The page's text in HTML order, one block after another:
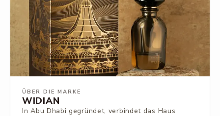
ÜBER DIE MARKE
WIDIAN
In Abu Dhabi gegründet, verbindet das Haus